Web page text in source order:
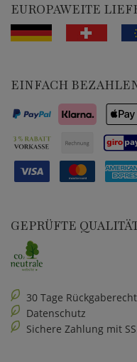
EUROPAWEITE
EINFACH
GEPRÜFTE
30 Tage Rückgaberecht
Datenschutz
Sichere Zahlung mit